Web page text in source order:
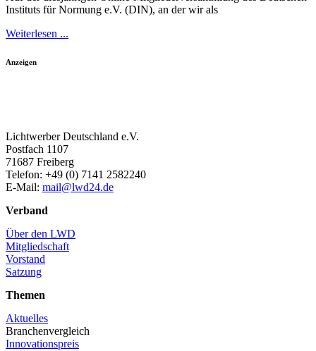
Instituts für Normung e.V. (DIN), an der wir als
Weiterlesen ...
Anzeigen
Lichtwerber Deutschland e.V.
Postfach 1107
71687 Freiberg
Telefon: +49 (0) 7141 2582240
E-Mail: mail@lwd24.de
Verband
Über den LWD
Mitgliedschaft
Vorstand
Satzung
Themen
Aktuelles
Branchenvergleich
Innovationspreis